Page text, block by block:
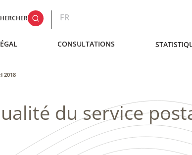
FR
CONSULTATIONS
2018
du service